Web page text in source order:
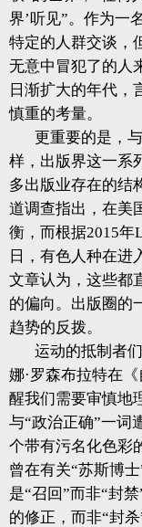
界’听见”。作为一
特定的人群交谈，
无意中冒犯了的人
日渐扩大的年代，
慎重的考量。
更重要的是，
样，出版界这一系
多出版业存在的结
道调查指出，在美
衡，而根据2015年
日，有色人种在进
文章认为，这些都
的偏向。出版圈的
趋势的反拨。
运动的抵制者
娜·罗森布拉特在
醒我们需要审慎地
与“政治正确”一词
个带有污名化色彩
曾在有关“苏斯博
是“召回”而非“封
的修正，而非“封